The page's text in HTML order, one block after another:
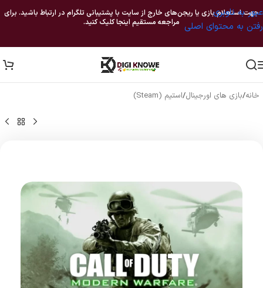
عبور به ناوبری
رفتن به محتوای اصلی
جهت استعلام بازی یا ریجن‌های خارج از سایت با پشتیبانی تلگرام در ارتباط باشید. برای
مراجعه مستقیم اینجا کلیک کنید.
خانه/بازی های اورجینال/استیم (Steam)